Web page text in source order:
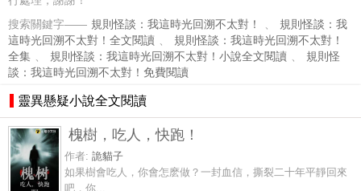
搜索關鍵字—— 規則怪談：我這時光回溯不太對！ 、
規則怪談：我
這時光回溯不太對！全文閱讀 、
規則怪談：我這時光回溯不太對！
全集 、 規則怪談：我這時光回溯不太對！小說全文閱讀 、
規則怪
談：我這時光回溯不太對！免費閱讀
靈異懸疑小說全文閱讀
槐樹，吃人，快跑！
作者: 詭貓子
如果樹會吃人，你會怎麽做？一封血信，撕裂二十年平靜回來
吧，你...